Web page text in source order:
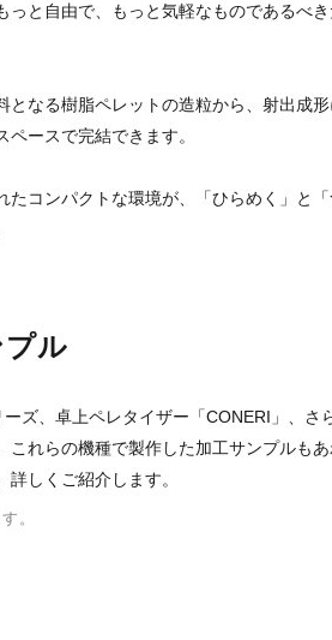
と自由で、もっと気軽なものであるべ
なる樹脂ペレットの造粒から、射出成
ースで完結できます。
たコンパクトな環境が、「ひらめく」と
ル
ズ、卓上ペレタイザー「CONERI」、さ
これらの機種で製作した加工サンプルも
しくご紹介します。
。